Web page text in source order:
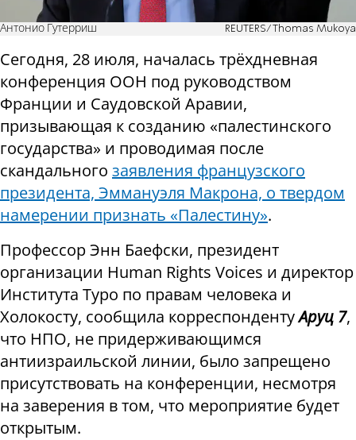
Антонио Гутерриш REUTERS/Thomas Mukoya
Сегодня, 28 июля, началась трёхдневная
конференция ООН под руководством
Франции и Саудовской Аравии,
призывающая к созданию «палестинского
государства» и проводимая после
скандального заявления французского
президента, Эммануэля Макрона, о твердом
намерении признать «Палестину».
Профессор Энн Баефски, президент
организации Human Rights Voices и директор
Института Туро по правам человека и
Холокосту, сообщила корреспондентуАруц 7,
что НПО, не придерживающимся
антиизраильской линии, было запрещено
присутствовать на конференции, несмотря
на заверения в том, что мероприятие будет
открытым.